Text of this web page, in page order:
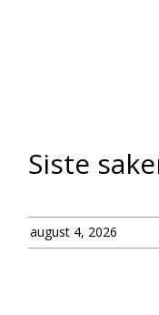
Siste
august 4, 2026